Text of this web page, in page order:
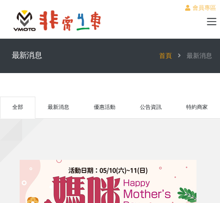
會員專區
最新消息 首頁 最新消息
全部 最新消息 優惠活動 公告資訊 特約商家